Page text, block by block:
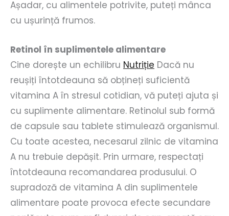
Așadar, cu alimentele potrivite, puteți mânca
cu ușurință frumos.
Retinol în suplimentele alimentare
Cine dorește un echilibru Nutriție Dacă nu
reușiți întotdeauna să obțineți suficientă
vitamina A în stresul cotidian, vă puteți ajuta și
cu suplimente alimentare. Retinolul sub formă
de capsule sau tablete stimulează organismul.
Cu toate acestea, necesarul zilnic de vitamina
A nu trebuie depășit. Prin urmare, respectați
întotdeauna recomandarea produsului. O
supradoză de vitamina A din suplimentele
alimentare poate provoca efecte secundare